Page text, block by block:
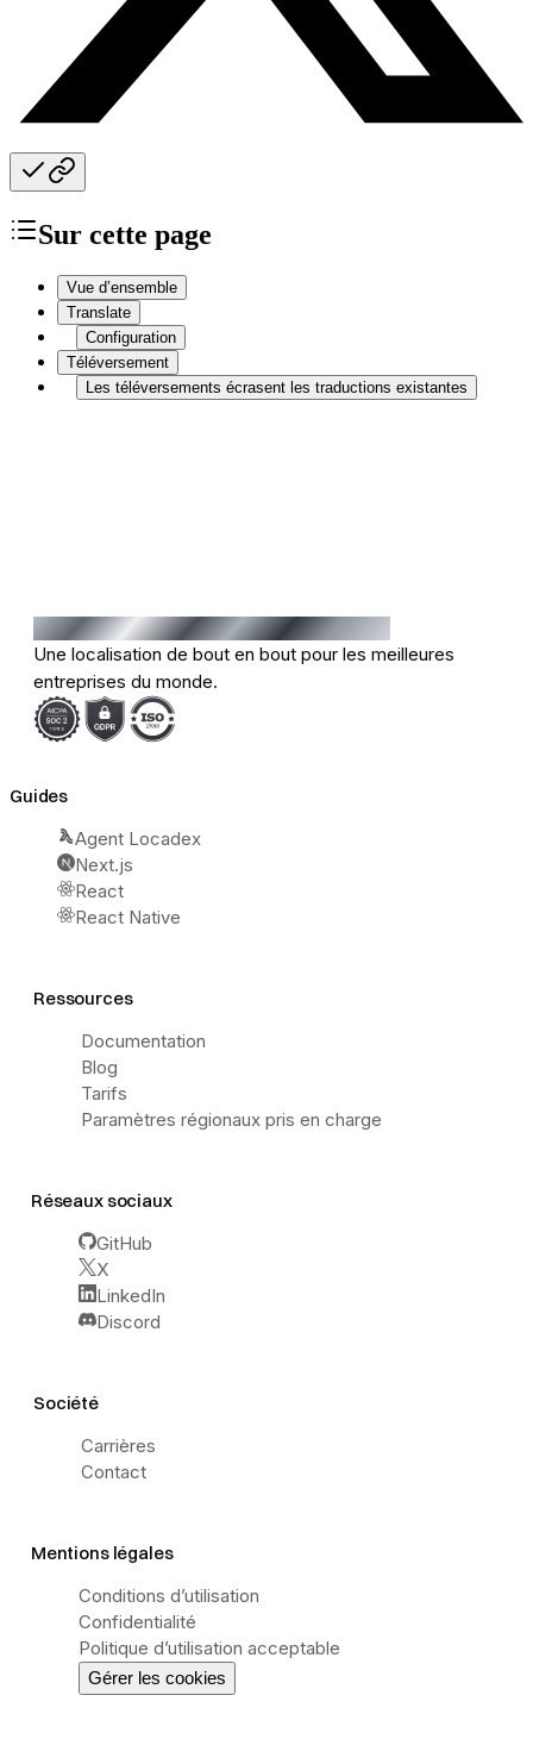
Sur cette page
Vue d’ensemble
Translate
Configuration
Téléversement
Les téléversements écrasent les traductions existantes
Une localisation de bout en bout pour les meilleures
entreprises du monde.
Guides
Agent Locadex
Next.js
React
React Native
Ressources
Documentation
Blog
Tarifs
Paramètres régionaux pris en charge
Réseaux sociaux
GitHub
X
LinkedIn
Discord
Société
Carrières
Contact
Mentions légales
Conditions d’utilisation
Confidentialité
Politique d’utilisation acceptable
Gérer les cookies